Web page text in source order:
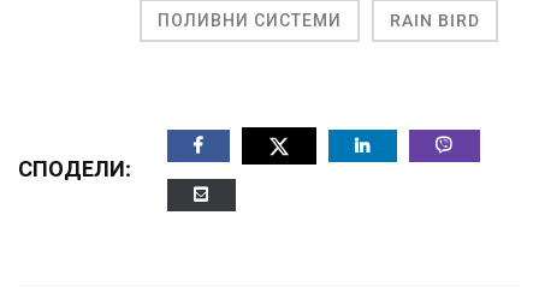
ПОЛИВНИ СИСТЕМИ RAIN BIRD
СПОДЕЛИ: